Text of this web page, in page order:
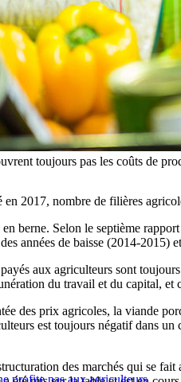
toujours pas les coûts de
2017, nombre de filières
berne. Selon le septième
années de baisse (2014-2015)
aux agriculteurs sont
du travail et du capital, et
des prix agricoles, la viande
est toujours négatif dans
des marchés qui se